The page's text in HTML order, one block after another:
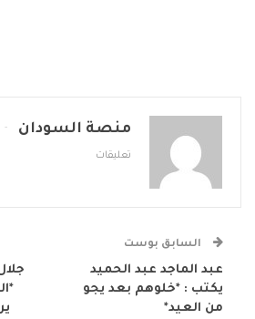
منصة السودان
تعليقات
السابق بوست
عبد الماجد عبد الحميد
يكتب : *خلوهم بعد يجو
من العيد*